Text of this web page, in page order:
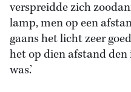
verspreidde zich
lamp, men op een
gaans het licht zeer
het op dien afstand
was.’